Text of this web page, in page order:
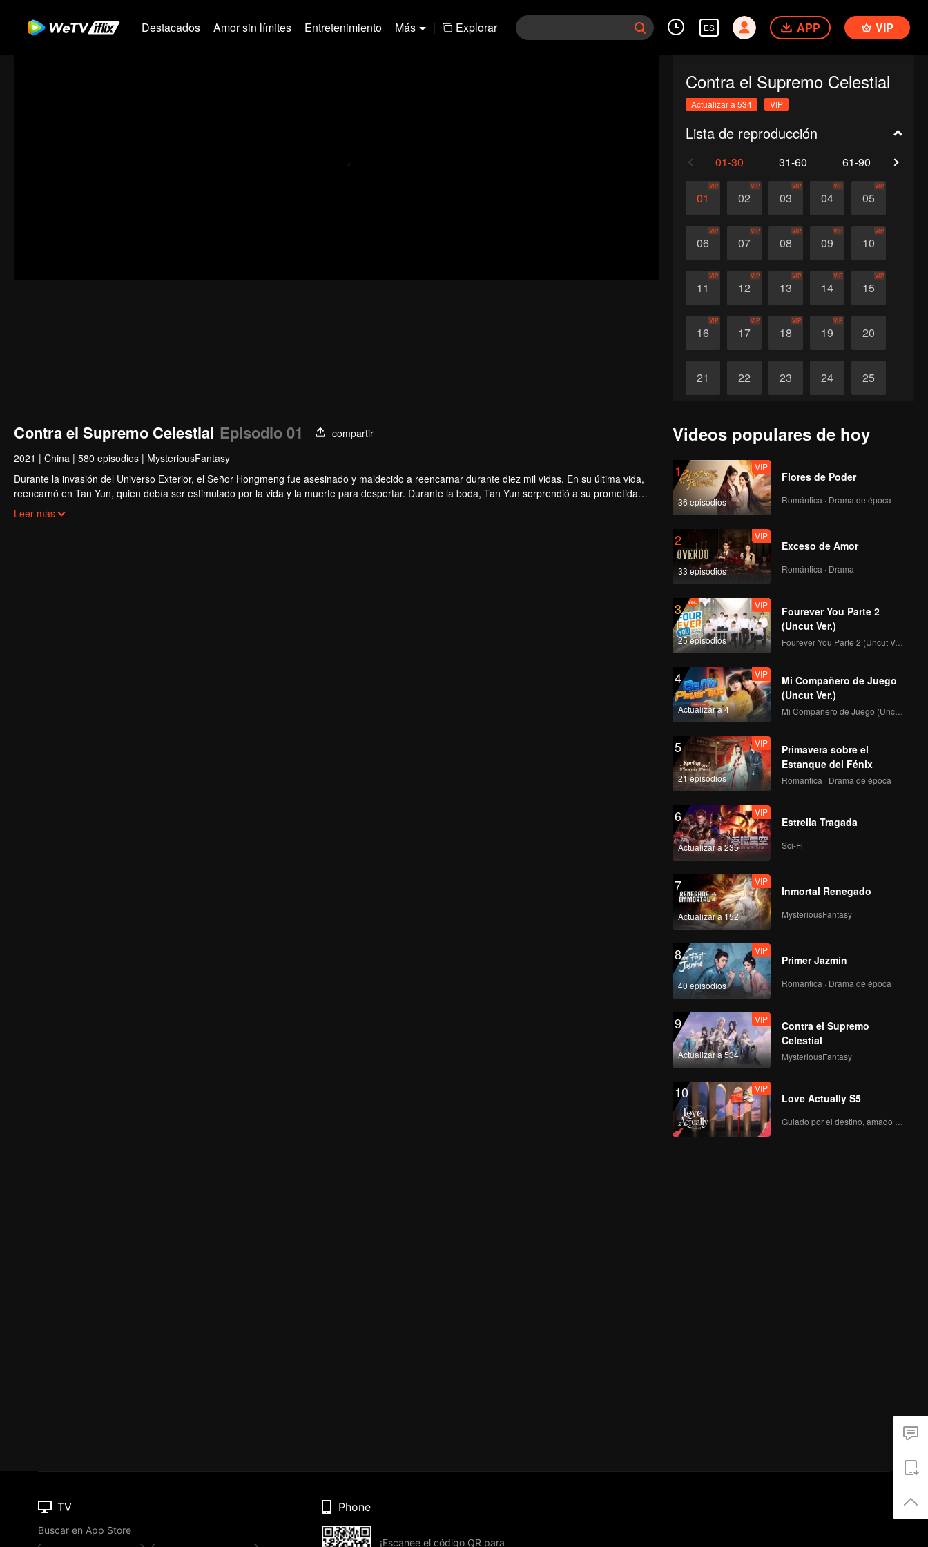
Destacados Amor sin límites Entretenimiento Más | Explorar ES APP VIP
Contra el Supremo Celestial
Actualizar a 534 VIP
Lista de reproducción
01-30 31-60 61-90
01
VIP
02
VIP
03
VIP
04
VIP
05
VIP
06
VIP
07
VIP
08
VIP
09
VIP
10
VIP
11
VIP
12
VIP
13
VIP
14
VIP
15
VIP
16
VIP
17
VIP
18
VIP
19
VIP
20
21 22 23 24 25
Contra el Supremo Celestial Episodio 01
compartir
2021 | China | 580 episodios | MysteriousFantasy
Durante la invasión del Universo Exterior, el Señor Hongmeng fue asesinado y maldecido a reencarnar durante diez mil vidas. En su última vida,
reencarnó en Tan Yun, quien debía ser estimulado por la vida y la muerte para despertar. Durante la boda, Tan Yun sorprendió a su prometida
engañándolo y fue golpeado, lo que despertó el recuerdo del Hongmeng. Entonces, Tan Yun obtuvo un talento de nivel divino para aumentar su
Leer más
Videos populares de hoy
1
36 episodios
VIP
Flores de Poder
Romántica · Drama de época
2
33 episodios
VIP
Exceso de Amor
Romántica · Drama
3
25 episodios
VIP
Fourever You Parte 2
(Uncut Ver.)
Fourever You Parte 2 (Uncut Ver.)
4
Actualizar a 4
VIP
Mi Compañero de Juego
(Uncut Ver.)
Mi Compañero de Juego (Uncut Ver.)
5
21 episodios
VIP
Primavera sobre el
Estanque del Fénix
Romántica · Drama de época
6
Actualizar a 235
VIP
Estrella Tragada
Sci-Fi
7
Actualizar a 152
VIP
Inmortal Renegado
MysteriousFantasy
8
40 episodios
VIP
Primer Jazmín
Romántica · Drama de época
9
Actualizar a 534
VIP
Contra el Supremo
Celestial
MysteriousFantasy
10 VIP
Love Actually S5
TV
Buscar en App Store
Phone
¡Escanee el código QR para